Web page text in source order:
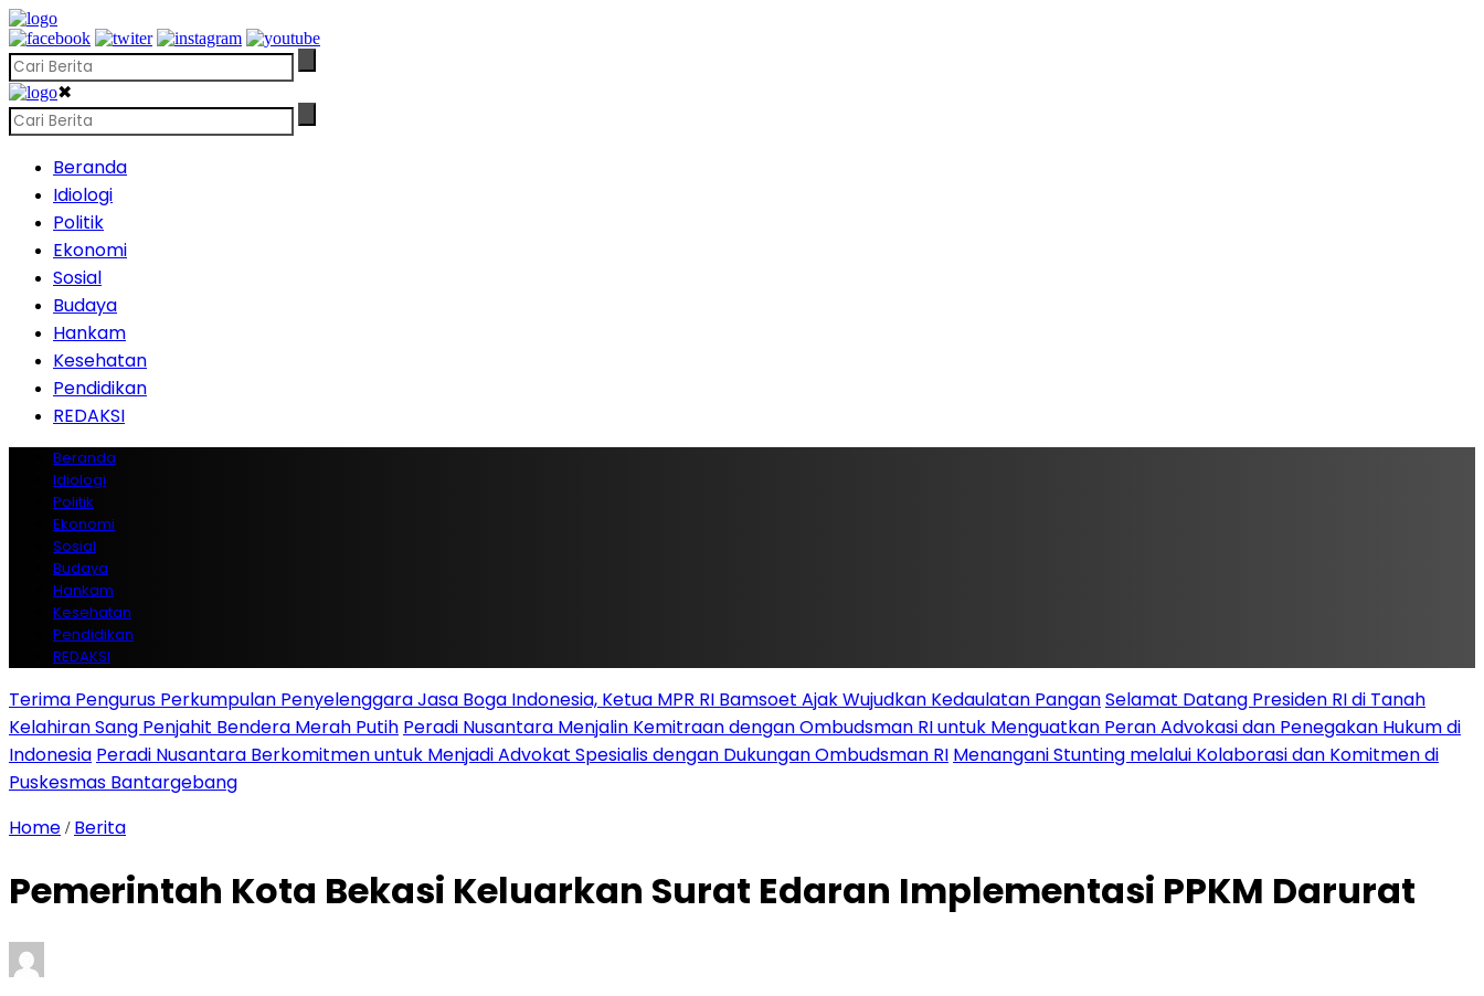
✖
Beranda
Idiologi
Politik
Ekonomi
Sosial
Budaya
Hankam
Kesehatan
Pendidikan
REDAKSI
Beranda
Idiologi
Politik
Ekonomi
Sosial
Budaya
Hankam
Kesehatan
Pendidikan
REDAKSI
Terima Pengurus Perkumpulan Penyelenggara Jasa Boga Indonesia, Ketua MPR RI Bamsoet Ajak Wujudkan Kedaulatan PanganSelamat Datang Presiden RI di Tanah
Kelahiran Sang Penjahit Bendera Merah Putih Peradi Nusantara Menjalin Kemitraan dengan Ombudsman RI untuk Menguatkan Peran Advokasi dan Penegakan Hukum di
Indonesia Peradi Nusantara Berkomitmen untuk Menjadi Advokat Spesialis dengan Dukungan Ombudsman RI Menangani Stunting melalui Kolaborasi dan Komitmen di
Puskesmas Bantargebang
Home / Berita
Pemerintah Kota Bekasi Keluarkan Surat Edaran Implementasi PPKM Darurat